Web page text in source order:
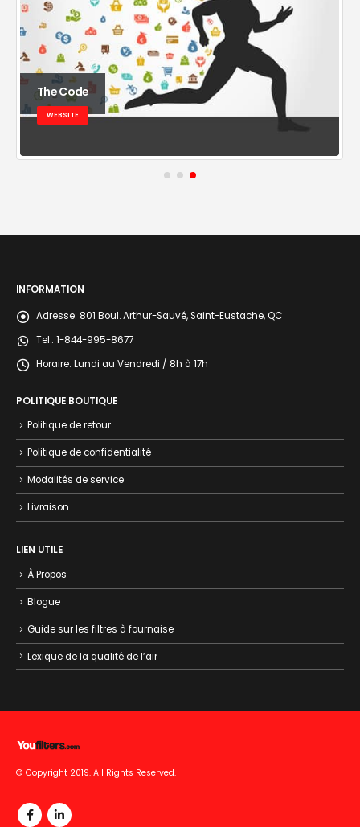
The Code
WEBSITE
INFORMATION
Adresse: 801 Boul. Arthur-Sauvé, Saint-Eustache, QC
Tel.: 1-844-995-8677
Horaire: Lundi au Vendredi / 8h à 17h
POLITIQUE BOUTIQUE
Politique de retour
Politique de confidentialité
Modalités de service
Livraison
LIEN UTILE
À Propos
Blogue
Guide sur les filtres à fournaise
Lexique de la qualité de l’air
© Copyright 2019. All Rights Reserved.